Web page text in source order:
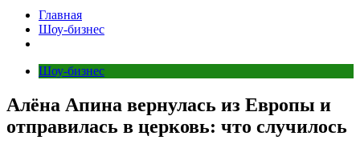
Главная
Шоу-бизнес
Шоу-бизнес
Алёна Апина вернулась из Европы и
отправилась в церковь: что случилось